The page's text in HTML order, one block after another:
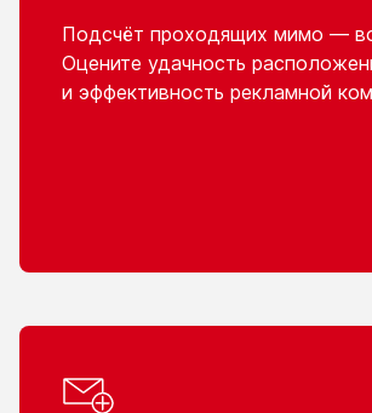
Подсчёт проходящих мимо —
Оцените удачность
и эффективность рекламной